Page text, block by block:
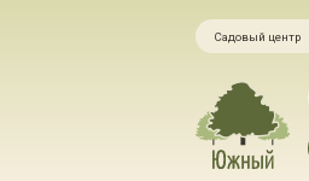
Садовый центр